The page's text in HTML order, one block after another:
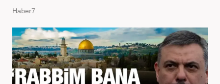
Haber7